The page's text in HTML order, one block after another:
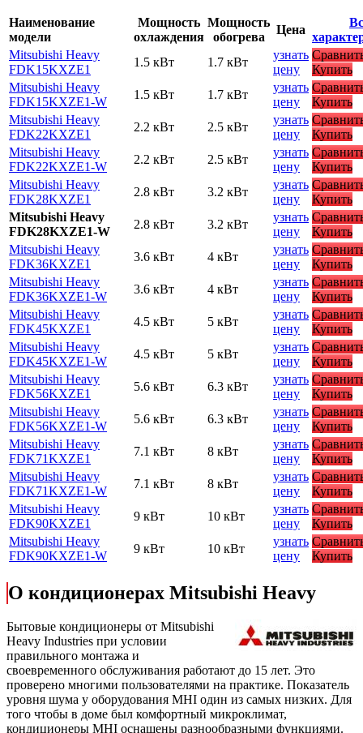
Наименование
модели
Мощность
охлаждения
Мощность
обогрева
Цена
Mitsubishi Heavy
FDK15KXZE1
1.5 кВт 1.7 кВт
узнать
цену
Купить
Mitsubishi Heavy
FDK15KXZE1-W
1.5 кВт 1.7 кВт
узнать
цену
Купить
Mitsubishi Heavy
FDK22KXZE1
2.2 кВт 2.5 кВт
узнать
цену
Купить
Mitsubishi Heavy
FDK22KXZE1-W
2.2 кВт 2.5 кВт
узнать
цену
Купить
Mitsubishi Heavy
FDK28KXZE1
2.8 кВт 3.2 кВт
узнать
цену
Купить
Mitsubishi Heavy
FDK28KXZE1-W
2.8 кВт 3.2 кВт
узнать
цену
Купить
Mitsubishi Heavy
FDK36KXZE1
3.6 кВт 4 кВт
узнать
цену
Купить
Mitsubishi Heavy
FDK36KXZE1-W
3.6 кВт 4 кВт
узнать
цену
Купить
Mitsubishi Heavy
FDK45KXZE1
4.5 кВт 5 кВт
узнать
цену
Купить
Mitsubishi Heavy
FDK45KXZE1-W
4.5 кВт 5 кВт
узнать
цену
Купить
Mitsubishi Heavy
FDK56KXZE1
5.6 кВт 6.3 кВт
узнать
цену
Купить
Mitsubishi Heavy
FDK56KXZE1-W
5.6 кВт 6.3 кВт
узнать
цену
Купить
Mitsubishi Heavy
FDK71KXZE1
7.1 кВт 8 кВт
узнать
цену
Купить
Mitsubishi Heavy
FDK71KXZE1-W
7.1 кВт 8 кВт
узнать
цену
Купить
Mitsubishi Heavy
FDK90KXZE1
9 кВт 10 кВт
узнать
цену
Купить
Mitsubishi Heavy
FDK90KXZE1-W
9 кВт 10 кВт
узнать
цену
Купить
О кондиционерах Mitsubishi Heavy
Бытовые кондиционеры от Mitsubishi
Heavy Industries при условии
правильного монтажа и
своевременного обслуживания работают до 15 лет. Это
проверено многими пользователями на практике. Показатель
уровня шума у оборудования MHI один из самых низких. Для
того чтобы в доме был комфортный микроклимат,
кондиционеры MHI оснащены разнообразными функциями.